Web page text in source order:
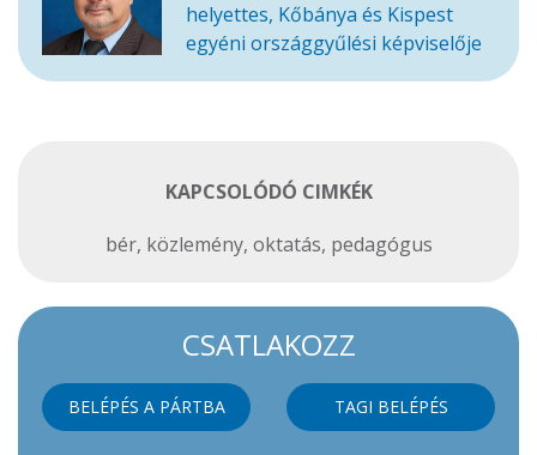
helyettes, Kőbánya és Kispest
egyéni országgyűlési képviselője
KAPCSOLÓDÓ CIMKÉK
bér, közlemény, oktatás, pedagógus
CSATLAKOZZ
BELÉPÉS A PÁRTBA TAGI BELÉPÉS